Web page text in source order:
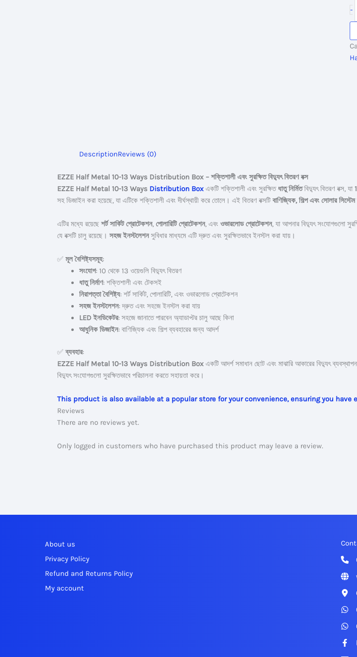
-
DescriptionReviews (0)
EZZE Half Metal 10-13 Ways Distribution Box – শক্তিশালী এবং সুরক্ষিত বিদ্যুৎ বিতরণ বক্স
EZZE Half Metal 10-13 Ways Distribution Box একটি শক্তিশালী এবং সুরক্ষিত ধাতু নির্মিতবিদ্যুৎ বিতরণ বক্স, যা
সহ ডিজাইন করা হয়েছে, যা এটিকে শক্তিশালী এবং দীর্ঘস্থায়ী করে তোলে। এই বিতরণ বক্সটি বাণিজ্যিক, শিল্প এবং সোলার সিস্টেম
এটির মধ্যে রয়েছে শর্ট সার্কিট প্রোটেকশন, পোলারিটি প্রোটেকশন, এবং ওভারলোড প্রোটেকশন, যা আপনার বিদ্যুৎ সংযোগগুলো
যে বক্সটি চালু রয়েছে। সহজ ইনস্টলেশনসুবিধার মাধ্যমে এটি দ্রুত এবং সুরক্ষিতভাবে ইনস্টল করা যায়।
✅ মূল বৈশিষ্ট্যসমূহ:
সংযোগ: 10 থেকে 13 ওয়েগুলি বিদ্যুৎ বিতরণ
ধাতু নির্মাণ: শক্তিশালী এবং টেকসই
নিরাপত্তা বৈশিষ্ট্য: শর্ট সার্কিট, পোলারিটি, এবং ওভারলোড প্রোটেকশন
সহজ ইনস্টলেশন: দ্রুত এবং সহজে ইনস্টল করা যায়
LED ইনডিকেটর: সহজে জানাতে পারবেন অ্যাডাপ্টর চালু আছে কিনা
আধুনিক ডিজাইন: বাণিজ্যিক এবং শিল্প ব্যবহারের জন্য আদর্শ
✅ব্যবহার:
EZZE Half Metal 10-13 Ways Distribution Box একটি আদর্শ সমাধান ছোট এবং মাঝারি আকারের বিদ্যুৎ
বিদ্যুৎ সংযোগগুলো সুরক্ষিতভাবে পরিচালনা করতে সহায়তা করে।
This product is also available at a popular store for your convenience, ensuring you
Reviews
There are no reviews yet.
Only logged in customers who have purchased this product may leave a review.
About us
Privacy Policy
Refund and Returns Policy
My account